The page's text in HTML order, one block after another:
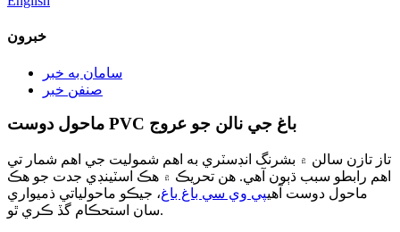
خبرون
سامان به خبر
صنفن خبر
ماحول دوست PVC باغ جي نالن جو عروج
تاز تازن سالن ۾ بشرنگ انڊسٽري به اهم شموليت جي اهم شمار تي
اهم رابطو سبب ڌٻون آهي. هن تحريڪ ۾ هڪ اسٽينڊي جدت جو هڪ
ماحول دوست آهيپي وي سي باغ باغ، جيڪو ماحولياتي ذميواري
سان استحڪام گڏ ڪري ٿو.